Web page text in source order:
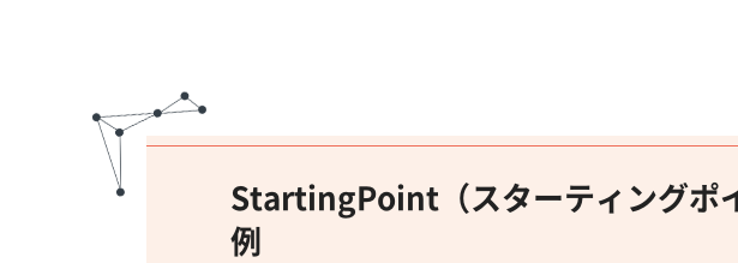
StartingPoint（スターティングポ
例